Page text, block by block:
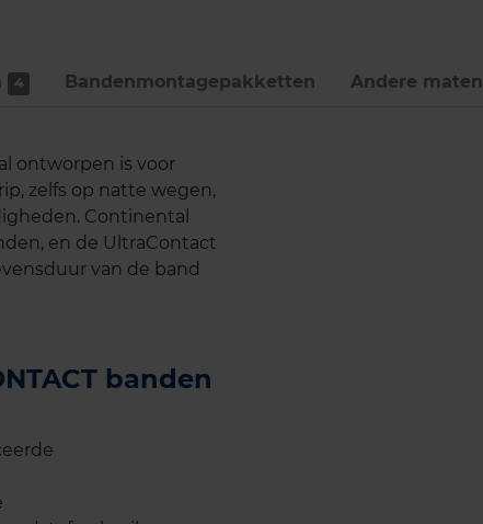
4 Bandenmontage­pakketten Andere maten
ontworpen is voor
zelfs op natte wegen,
Continental
en de UltraContact
van de band
banden